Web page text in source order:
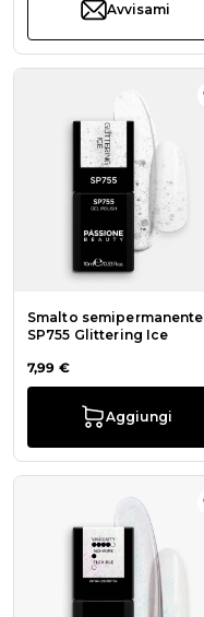
Avvisami
Smalto semipermanente
SP755 Glittering Ice
7,99 €
Aggiungi